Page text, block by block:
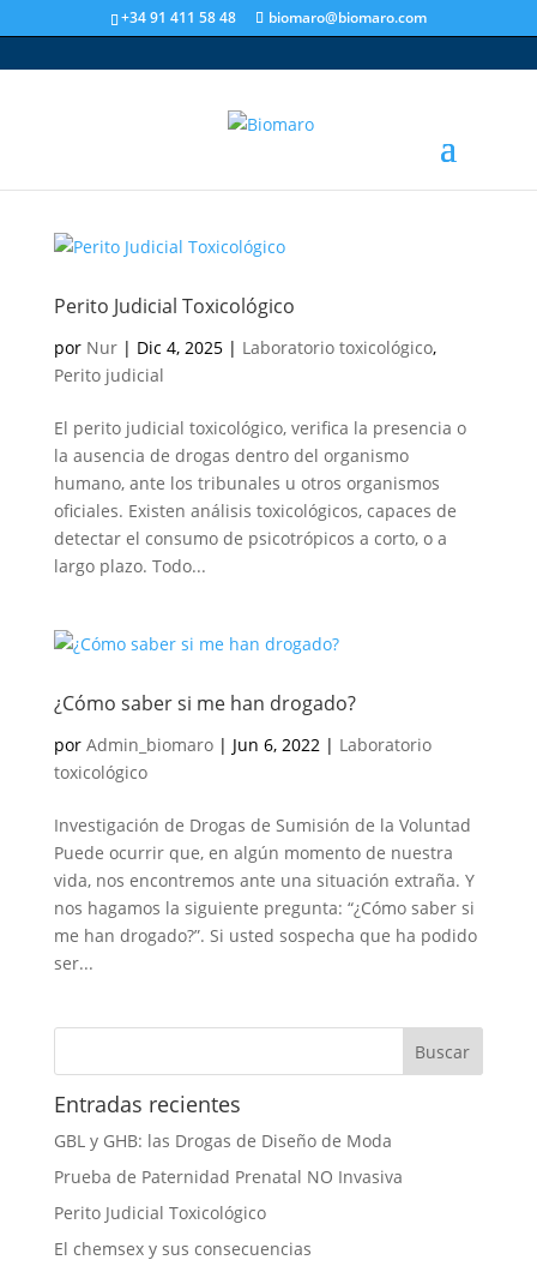
+34 91 411 58 48 biomaro@biomaro.com
Perito Judicial Toxicológico
por Nur| Dic 4, 2025| Laboratorio toxicológico,
Perito judicial
El perito judicial toxicológico, verifica la presencia o
la ausencia de drogas dentro del organismo
humano, ante los tribunales u otros organismos
oficiales. Existen análisis toxicológicos, capaces de
detectar el consumo de psicotrópicos a corto, o a
largo plazo. Todo...
¿Cómo saber si me han drogado?
por Admin_biomaro| Jun 6, 2022| Laboratorio
toxicológico
Investigación de Drogas de Sumisión de la Voluntad
Puede ocurrir que, en algún momento de nuestra
vida, nos encontremos ante una situación extraña. Y
nos hagamos la siguiente pregunta: “¿Cómo saber si
me han drogado?”. Si usted sospecha que ha podido
ser...
Entradas recientes
GBL y GHB: las Drogas de Diseño de Moda
Prueba de Paternidad Prenatal NO Invasiva
Perito Judicial Toxicológico
El chemsex y sus consecuencias